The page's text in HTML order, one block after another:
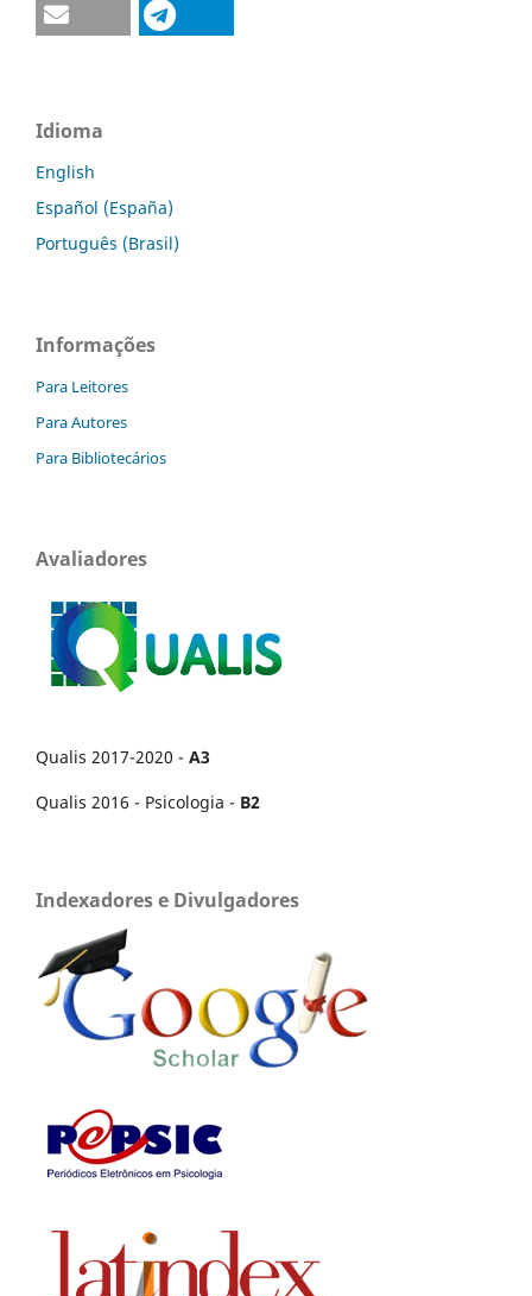
Idioma
English
Español (España)
Português (Brasil)
Informações
Para Leitores
Para Autores
Para Bibliotecários
Avaliadores
Qualis 2017-2020 - A3
Qualis 2016 - Psicologia - B2
Indexadores e Divulgadores